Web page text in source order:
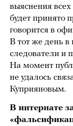
выяснения
будет принято
говорится в
В тот же день в
следователи и
На момент
не удалось
Куприяновым.
В интернате